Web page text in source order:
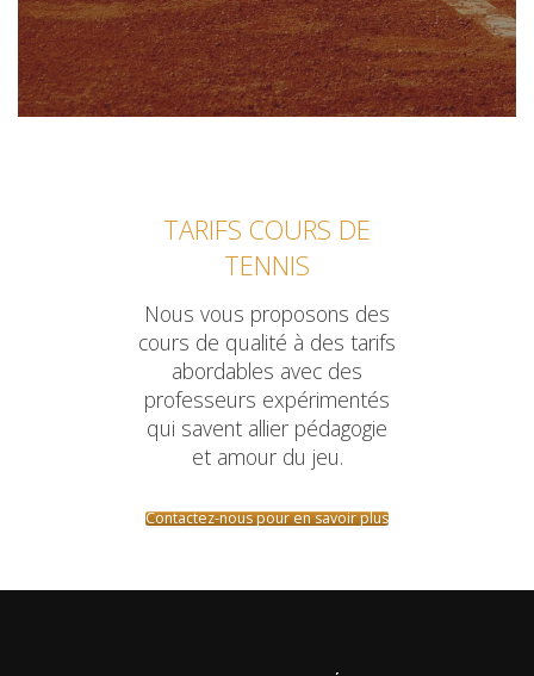
TARIFS COURS DE
TENNIS
Nous vous proposons des
cours de qualité à des tarifs
abordables avec des
professeurs expérimentés
qui savent allier pédagogie
et amour du jeu.
Contactez-nous pour en savoir plus